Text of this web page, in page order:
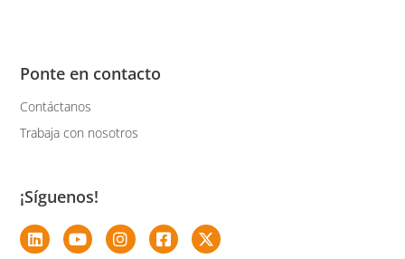
Ponte en contacto
Contáctanos
Trabaja con nosotros
¡Síguenos!